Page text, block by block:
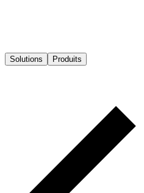
Solutions Produits